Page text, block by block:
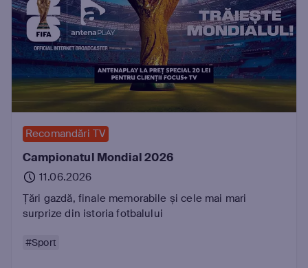
Recomandări TV
Campionatul Mondial 2026
11.06.2026
Țări gazdă, finale memorabile și cele mai mari
surprize din istoria fotbalului
#Sport